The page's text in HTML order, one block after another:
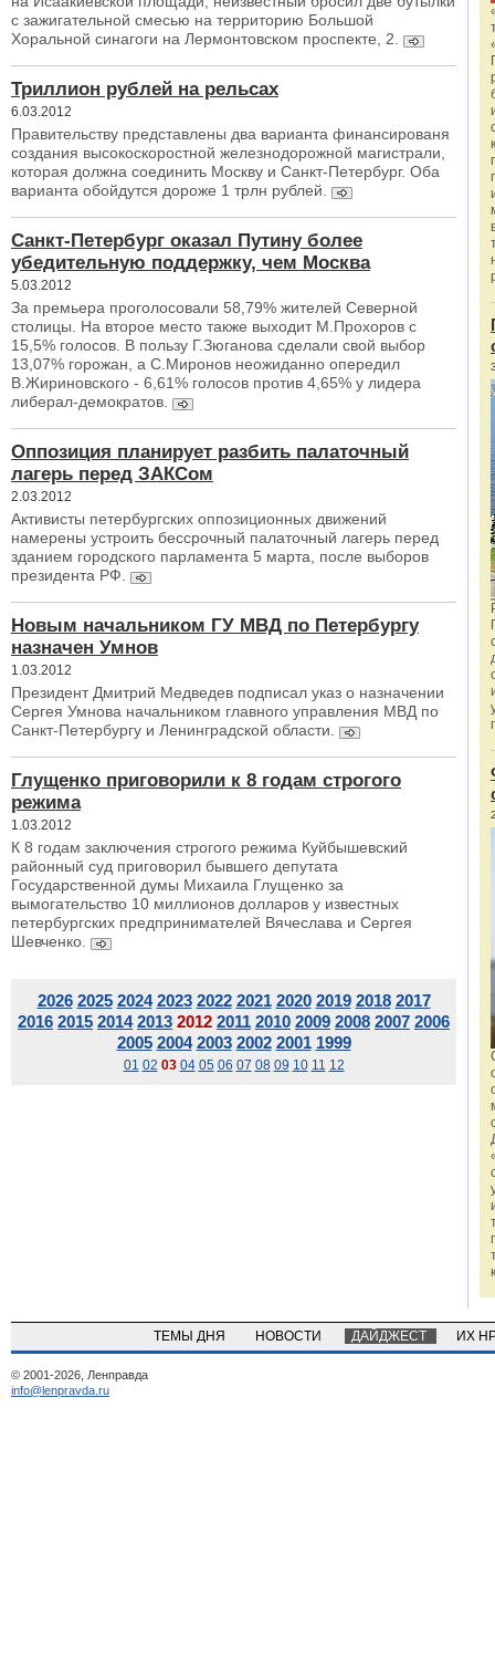
с зажигательной смесью на территорию Большой
Хоральной синагоги на Лермонтовском проспекте, 2.
Триллион рублей на рельсах
6.03.2012
Правительству представлены два варианта финансированя
создания высокоскоростной железнодорожной магистрали,
которая должна соединить Москву и Санкт-Петербург. Оба
варианта обойдутся дороже 1 трлн рублей.
Санкт-Петербург оказал Путину более
убедительную поддержку, чем Москва
5.03.2012
За премьера проголосовали 58,79% жителей Северной
столицы. На второе место также выходит М.Прохоров с
15,5% голосов. В пользу Г.Зюганова сделали свой выбор
13,07% горожан, а С.Миронов неожиданно опередил
В.Жириновского - 6,61% голосов против 4,65% у лидера
либерал-демократов.
Оппозиция планирует разбить палаточный
лагерь перед ЗАКСом
2.03.2012
Активисты петербургских оппозиционных движений
намерены устроить бессрочный палаточный лагерь перед
зданием городского парламента 5 марта, после выборов
президента РФ.
Новым начальником ГУ МВД по Петербургу
назначен Умнов
1.03.2012
Президент Дмитрий Медведев подписал указ о назначении
Сергея Умнова начальником главного управления МВД по
Санкт-Петербургу и Ленинградской области.
Глущенко приговорили к 8 годам строгого
режима
1.03.2012
К 8 годам заключения строгого режима Куйбышевский
районный суд приговорил бывшего депутата
Государственной думы Михаила Глущенко за
вымогательство 10 миллионов долларов у известных
петербургских предпринимателей Вячеслава и Сергея
Шевченко.
2026 2025 2024 2023 2022 2021 2020 2019 2018 2017
2016 2015 2014 2013 2012 2011 2010 2009 2008 2007 2006
2005 2004 2003 2002 2001 1999
01 02 03 04 05 06 07 08 09 10 11 12
ТЕМЫ ДНЯ НОВОСТИ ДАЙДЖЕСТ ИХ
© 2001-2026, Ленправда
info@lenpravda.ru